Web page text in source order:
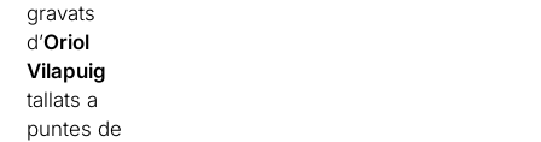
gravats
d’Oriol
Vilapuig
tallats a
puntes de